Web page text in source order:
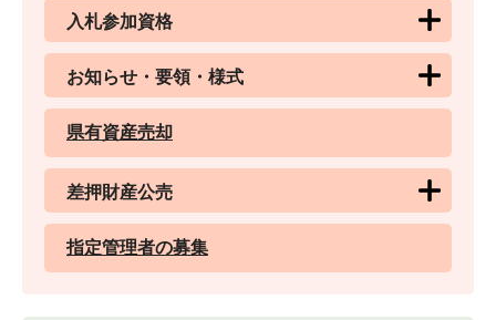
入札参加資格
お知らせ・要領・様式
県有資産売却
差押財産公売
指定管理者の募集